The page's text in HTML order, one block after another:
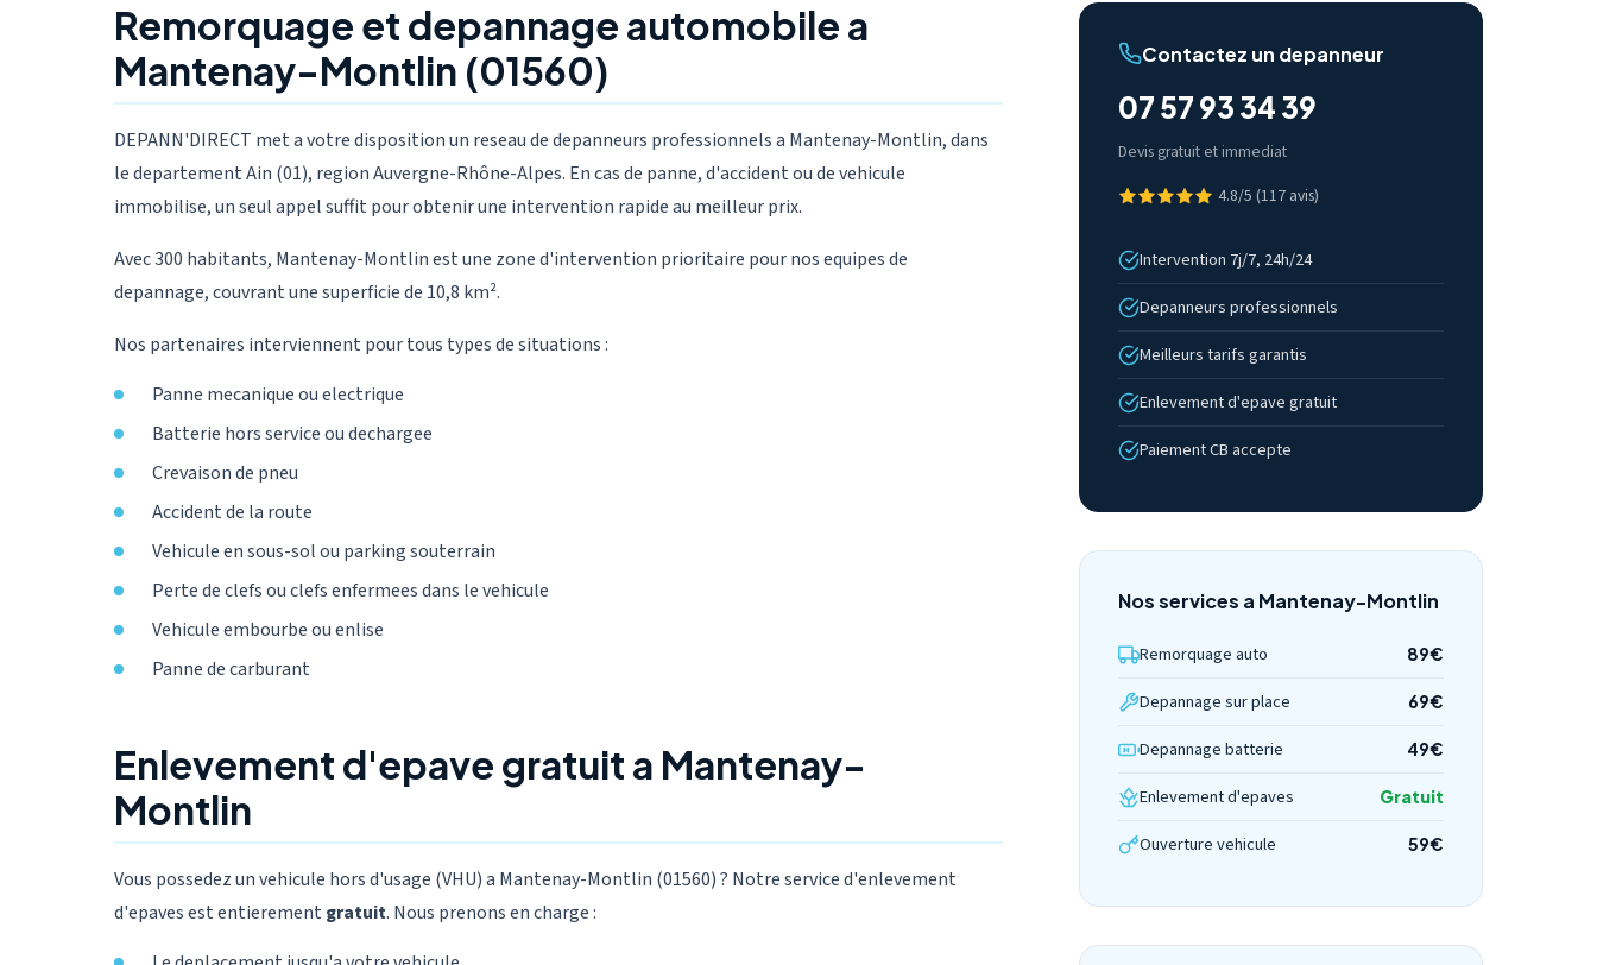
Remorquage et depannage automobile a
Mantenay-Montlin (01560)
DEPANN'DIRECT met a votre disposition un reseau de depanneurs professionnels a Mantenay-Montlin, dans
le departement Ain (01), region Auvergne-Rhône-Alpes. En cas de panne, d'accident ou de vehicule
immobilise, un seul appel suffit pour obtenir une intervention rapide au meilleur prix.
Avec 300 habitants, Mantenay-Montlin est une zone d'intervention prioritaire pour nos equipes de
depannage, couvrant une superficie de 10,8 km².
Nos partenaires interviennent pour tous types de situations :
Panne mecanique ou electrique
Batterie hors service ou dechargee
Crevaison de pneu
Accident de la route
Vehicule en sous-sol ou parking souterrain
Perte de clefs ou clefs enfermees dans le vehicule
Vehicule embourbe ou enlise
Panne de carburant
Enlevement d'epave gratuit a Mantenay-
Montlin
Vous possedez un vehicule hors d'usage (VHU) a Mantenay-Montlin (01560) ? Notre service d'enlevement
d'epaves est entierement gratuit. Nous prenons en charge :
Contactez un depanneur
07 57 93 34 39
Devis gratuit et immediat
4.8/5 (117 avis)
Intervention 7j/7, 24h/24
Depanneurs professionnels
Meilleurs tarifs garantis
Enlevement d'epave gratuit
Paiement CB accepte
Nos services a Mantenay-Montlin
Remorquage auto 89€
Depannage sur place 69€
Depannage batterie 49€
Enlevement d'epaves Gratuit
Ouverture vehicule 59€